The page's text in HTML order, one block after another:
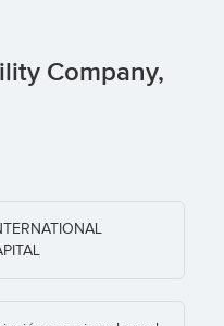
Company,